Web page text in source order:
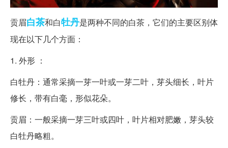
贡眉白茶和白牡丹是两种不同的白茶，它们的主要区别体
现在以下几个方面：
1. 外形 ：
白牡丹：通常采摘一芽一叶或一芽二叶，芽头细长，叶片
修长，带有白毫，形似花朵。
贡眉：一般采摘一芽三叶或四叶，叶片相对肥嫩，芽头较
白牡丹略粗。